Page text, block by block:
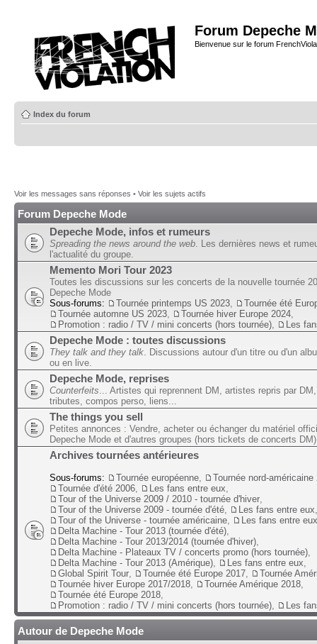
Forum Depeche
Bienvenue sur le forum
Index du forum
Voir les messages sans réponses • Voir les sujets actifs
Forum Depeche Mode
Depeche Mode, infos et rumeurs
Spreading the news around the web . Les dernières news et
l'actualité du groupe.
Memento Mori Tour 2023
Toutes les discussions sur les concerts de la nouvelle tournée
Depeche Mode
Sous-forums:
Tournée printemps US 2023
Tournée été
Tournée automne US 2023
Tournée hiver Europe 2024
Promotion : radio / TV / mini concerts (hors tournée)
Les
Depeche Mode : toutes discussions
They talk and they talk . Discussions autour d'un titre ou d'un
ou en live.
Depeche Mode, reprises
Counterfeits ... Artistes qui reprennent DM, artistes repris par
tributes, compos perso, liens...
The things you sell
Petites annonces : Vendre, acheter ou échanger du matériel
Depeche Mode et d'autres groupes (hors tickets de concerts DM)
Archives tournées antérieures
Sous-forums: Tournée européenne
Tournée nord-américaine
Tournée d'été 2006
Les fans entre eux
Tour of the Universe 2009 / 2010 - tournée d'hiver
Tour of the Universe 2009 - tournée d'été
Les fans entre eux
Tour of the Universe - tournée américaine
Les fans entre eux
Delta Machine - Tour 2013 (tournée d'été)
Delta Machine - Tour 2013/2014 (tournée d'hiver)
Delta Machine - Plateaux TV / concerts promo (hors tournée)
Delta Machine - Tour 2013 (Amérique)
Les fans entre eux
Global Spirit Tour
Tournée été Europe 2017
Tournée
Tournée hiver Europe 2017/2018
Tournée Amérique 2018
Tournée été Europe 2018
Promotion : radio / TV / mini concerts (hors tournée)
Les
Autour de Depeche Mode